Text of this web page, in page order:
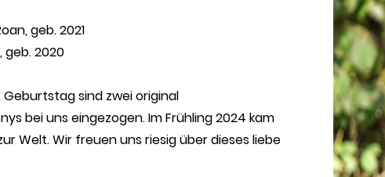
geb. 2021
geb. 2020
sind zwei original
bei uns eingezogen. Im Frühling 2024 kam
Welt. Wir freuen uns riesig über dieses liebe